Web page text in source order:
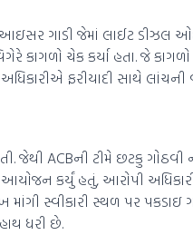
ગાડી જેમાં લાઈટ ડીઝલ
કાગળો ચેક કર્યા હતા. જે
ફરીયાદી સાથે લાંચની
જેથી ACBની ટીમે છટકુ
કર્યું હતું, આરોપી
માંગી સ્વીકારી સ્થળ પર
ધરી છે.